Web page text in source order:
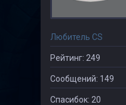
Любитель CS
Рейтинг: 249
Сообщений: 149
Спасибок: 20